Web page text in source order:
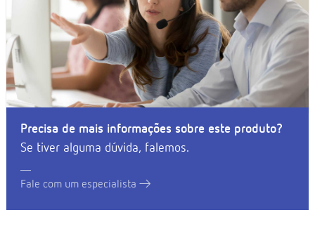
Precisa de mais informações sobre este produto?
Se tiver alguma dúvida, falemos.
Fale com um especialista